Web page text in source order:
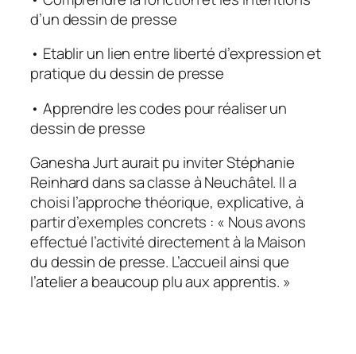
d’un dessin de presse
• Etablir un lien entre liberté d’expression et
pratique du dessin de presse
• Apprendre les codes pour réaliser un
dessin de presse
Ganesha Jurt aurait pu inviter Stéphanie
Reinhard dans sa classe à Neuchâtel. Il a
choisi l’approche théorique, explicative, à
partir d’exemples concrets : « Nous avons
effectué l’activité directement à la Maison
du dessin de presse. L’accueil ainsi que
l’atelier a beaucoup plu aux apprentis. »